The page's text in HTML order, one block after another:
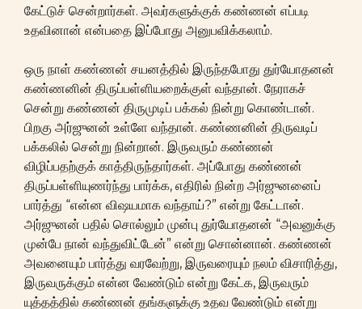
கேட்டுச் சென்றார்கள். அவர்களுக்குக் கண்ணன் எப்படி
உதவினான் என்பதை இப்போது அனுபவிக்கலாம்.
ஒரு நாள் கண்ணன் சயனத்தில் இருந்தபோது துர்யோதனன்
கண்ணனின் திருப்பள்ளியறைக்குள் வந்தான். நேராகச்
சென்று கண்ணன் திருமுடிப் பக்கல் நின்று கொண்டான்.
பிறகு அர்ஜுனன் உள்ளே வந்தான். கண்ணனின் திருவடிப்
பக்கலில் சென்று நின்றான். இருவரும் கண்ணன்
விழிப்பதற்குக் காத்திருந்தார்கள். அப்போது கண்ணன்
திருப்பள்ளியுணர்ந்து பார்க்க, எதிரில் நின்ற அர்ஜுனனைப்
பார்த்து “என்ன விஷயமாக வந்தாய்?” என்று கேட்டான்.
அர்ஜுனன் பதில் சொல்லும் முன்பு துர்யோதனன் “அவனுக்கு
முன்பே நான் வந்துவிட்டேன்” என்று சொன்னான். கண்ணன்
அவனையும் பார்த்து வரவேற்று, இருவரையும் நலம் விசாரித்து,
இருவருக்கும் என்ன வேண்டும் என்று கேட்க, இருவரும்
யுத்தத்தில் கண்ணன் தங்களுக்கு உதவ வேண்டும் என்று